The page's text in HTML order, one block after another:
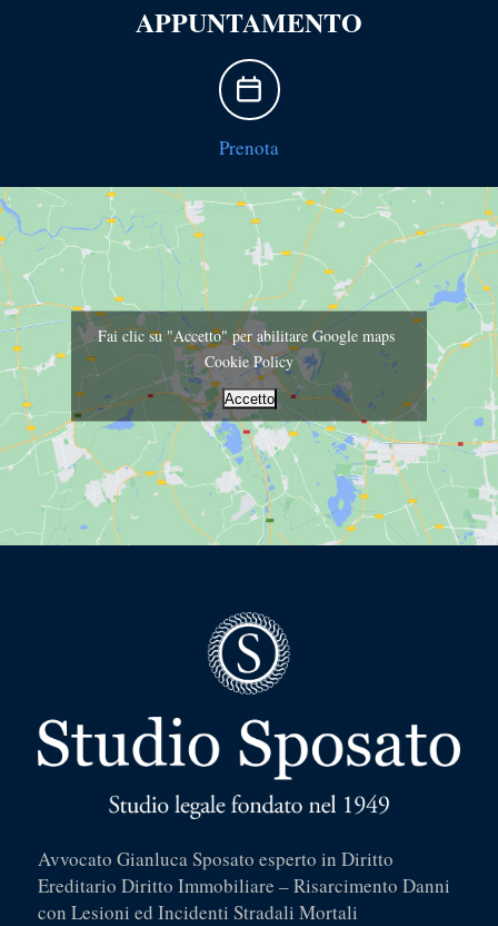
APPUNTAMENTO
Prenota
Fai clic su "Accetto" per abilitare Google maps
Cookie Policy
Accetto
Avvocato Gianluca Sposato esperto in Diritto
Ereditario Diritto Immobiliare – Risarcimento Danni
con Lesioni ed Incidenti Stradali Mortali